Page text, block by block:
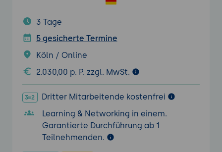
3 Tage
5 gesicherte Termine
Köln / Online
2.030,00 p. P. zzgl. MwSt.
Dritter Mitarbeitende kostenfrei
Learning & Networking in einem.
Garantierte Durchführung ab 1
Teilnehmenden.